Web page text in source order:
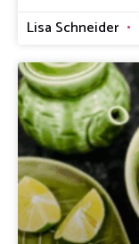
Lisa Schneider